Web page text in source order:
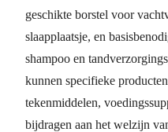
geschikte borstel voor
slaapplaatsje, en
shampoo en
kunnen specifieke
tekenmiddelen,
bijdragen aan het welzijn